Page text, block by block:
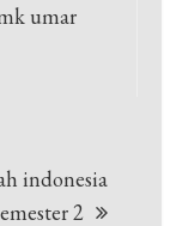
umar
indonesia
2